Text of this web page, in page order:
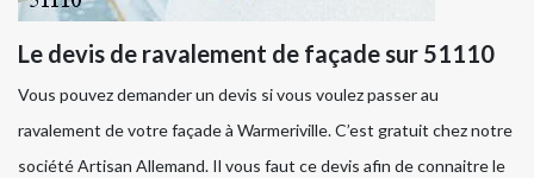
Le devis de ravalement de façade sur 51110
Vous pouvez demander un devis si vous voulez passer au
ravalement de votre façade à Warmeriville. C’est gratuit chez notre
société Artisan Allemand. Il vous faut ce devis afin de connaitre le